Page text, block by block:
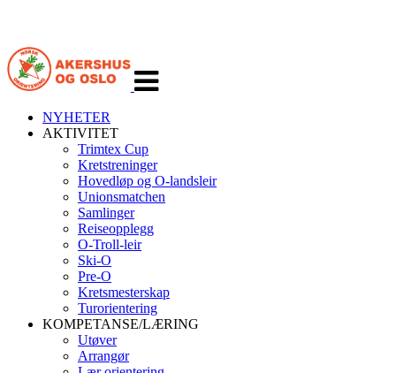
navigasjon
NYHETER
AKTIVITET
Trimtex Cup
Kretstreninger
Hovedløp og O-landsleir
Unionsmatchen
Samlinger
Reiseopplegg
O-Troll-leir
Ski-O
Pre-O
Kretsmesterskap
Turorientering
KOMPETANSE/LÆRING
Utøver
Arrangør